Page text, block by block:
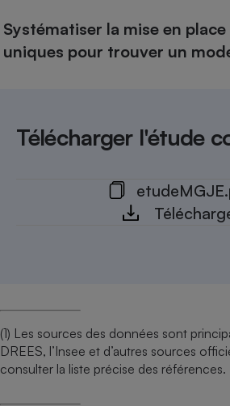
Systématiser la mise en
uniques pour trouver un
Télécharger l'étude
(1) Les sources des données sont
DREES, l’Insee et d’autres sources
consulter la liste précise des références.